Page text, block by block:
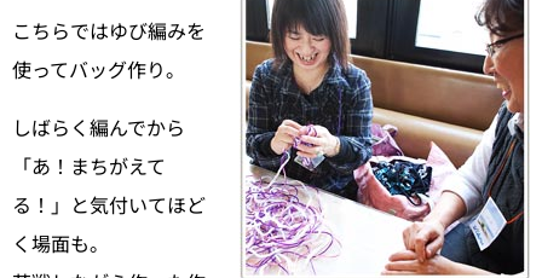
こちらではゆび編みを
使ってバッグ作り。
しばらく編んでから
「あ！まちがえて
る！」と気付いてほど
く場面も。